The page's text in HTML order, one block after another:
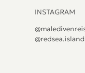
INSTAGRAM